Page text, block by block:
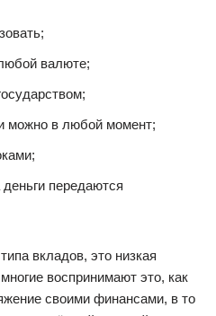
валюте;
можно в любой момент;
передаются
вкладов, это низкая
воспринимают это, как
своими финансами, в то